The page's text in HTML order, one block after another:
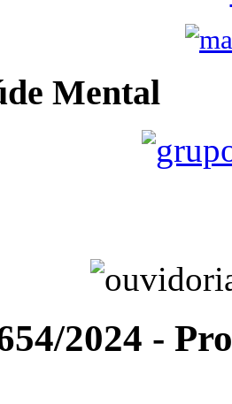
Mental
2024 -